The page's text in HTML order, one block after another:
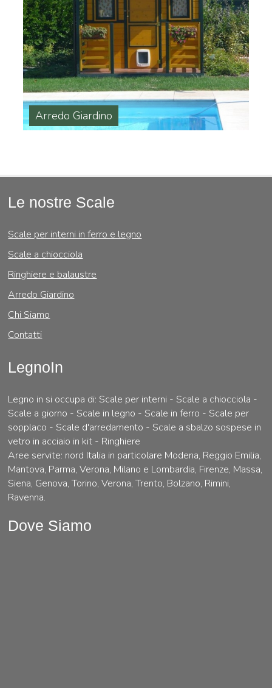
Arredo Giardino
Le nostre Scale
Scale per interni in ferro e legno
Scale a chiocciola
Ringhiere e balaustre
Arredo Giardino
Chi Siamo
Contatti
LegnoIn
Legno in si occupa di: Scale per interni - Scale a chiocciola -
Scale a giorno - Scale in legno - Scale in ferro - Scale per
sopplaco - Scale d'arredamento - Scale a sbalzo sospese in
vetro in acciaio in kit - Ringhiere
Aree servite: nord Italia in particolare Modena, Reggio Emilia,
Mantova, Parma, Verona, Milano e Lombardia, Firenze, Massa,
Siena, Genova, Torino, Verona, Trento, Bolzano, Rimini,
Ravenna.
Dove Siamo